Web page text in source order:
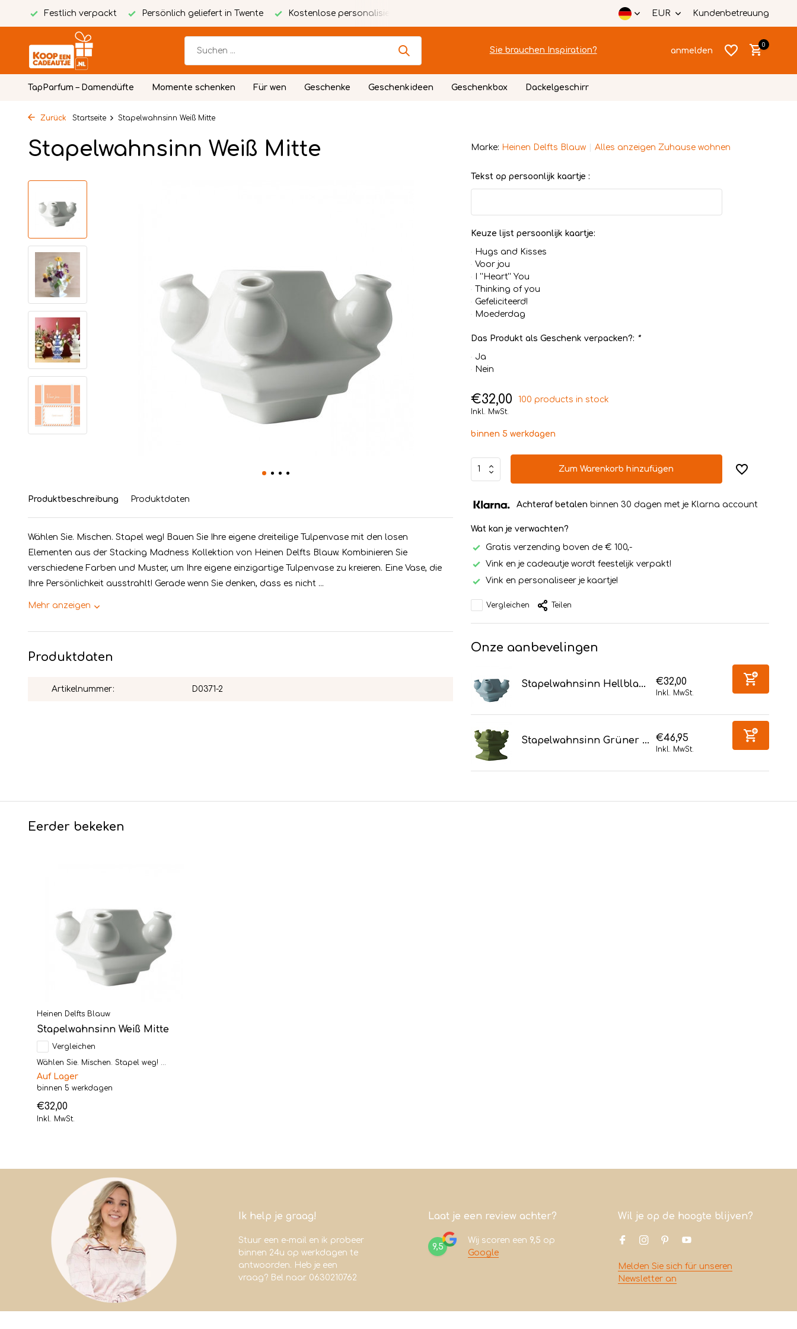
Festlich verpackt Persönlich geliefert in Twente Kostenlose personalisierte Karte EUR Kundenbetreuung
Sie brauchen Inspiration? anmelden
0
TapParfum – Damendüfte Momente schenken Für wen Geschenke Geschenkideen Geschenkbox Dackelgeschirr
Zurück Startseite Stapelwahnsinn Weiß Mitte
Stapelwahnsinn Weiß Mitte
Produktbeschreibung Produktdaten
Wählen Sie. Mischen. Stapel weg! Bauen Sie Ihre eigene dreiteilige Tulpenvase mit den losen
Elementen aus der Stacking Madness Kollektion von Heinen Delfts Blauw. Kombinieren Sie
verschiedene Farben und Muster, um Ihre eigene einzigartige Tulpenvase zu kreieren. Eine Vase, die
Ihre Persönlichkeit ausstrahlt! Gerade wenn Sie denken, dass es nicht ...
Mehr anzeigen
Produktdaten
Artikelnummer: D0371-2
Marke: Heinen Delfts Blauw Alles anzeigen Zuhause wohnen
Tekst op persoonlijk kaartje :
Keuze lijst persoonlijk kaartje:
Hugs and Kisses
Voor jou
I ''Heart'' You
Thinking of you
Gefeliciteerd!
Moederdag
Das Produkt als Geschenk verpacken?: *
Ja
Nein
€32,00 100 products in stock
Inkl. MwSt.
binnen 5 werkdagen
Zum Warenkorb hinzufügen
Achteraf betalen binnen 30 dagen met je Klarna account
Wat kan je verwachten?
Gratis verzending boven de € 100,-
Vink en je cadeautje wordt feestelijk verpakt!
Vink en personaliseer je kaartje!
Vergleichen Teilen
Onze aanbevelingen
Stapelwahnsinn Hellbla... €32,00
Inkl. MwSt.
Stapelwahnsinn Grüner ... €46,95
Inkl. MwSt.
Eerder bekeken
Heinen Delfts Blauw
Stapelwahnsinn Weiß Mitte
Vergleichen
Wählen Sie. Mischen. Stapel weg! ...
Auf Lager
binnen 5 werkdagen
€32,00
Inkl. MwSt.
Ik help je graag!
Stuur een e-mail en ik probeer
binnen 24u op werkdagen te
antwoorden. Heb je een
vraag? Bel naar 0630210762
Laat je een review achter?
9,5
Wij scoren een 9,5 op
Google
Wil je op de hoogte blijven?
Melden Sie sich für unseren
Newsletter an